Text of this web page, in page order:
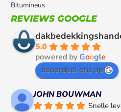
Bitumineus
REVIEWS GOOGLE
5.0
powered by Google
beoordeel ons op
JOHN BOUWMAN
Snelle